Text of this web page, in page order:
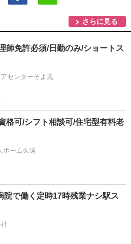
さらに見る
師免許必須/日勤のみ/ショートス
センターそよ風
格可/シフト相談可/住宅型有料老
ホーム久遠
院で働く定時17時残業ナシ駅ス